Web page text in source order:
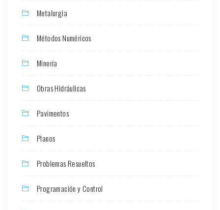
Metalurgia
Métodos Numéricos
Minería
Obras Hidráulicas
Pavimentos
Planos
Problemas Resueltos
Programación y Control